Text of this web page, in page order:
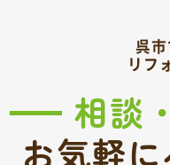
呉市
リフ
相談
お気軽